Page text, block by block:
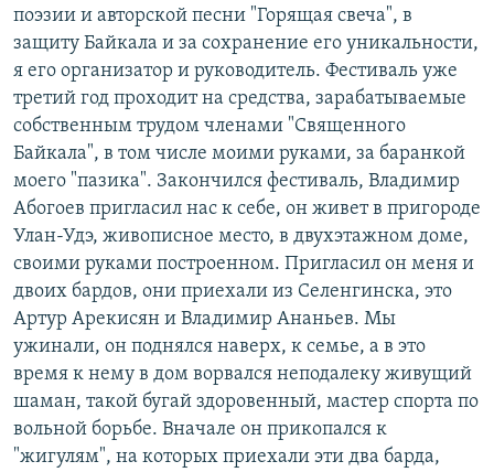
поэзии и авторской песни "Горящая свеча", в
защиту Байкала и за сохранение его уникальности,
я его организатор и руководитель. Фестиваль уже
третий год проходит на средства, зарабатываемые
собственным трудом членами "Священного
Байкала", в том числе моими руками, за баранкой
моего "пазика". Закончился фестиваль, Владимир
Абогоев пригласил нас к себе, он живет в пригороде
Улан-Удэ, живописное место, в двухэтажном доме,
своими руками построенном. Пригласил он меня и
двоих бардов, они приехали из Селенгинска, это
Артур Арекисян и Владимир Ананьев. Мы
ужинали, он поднялся наверх, к семье, а в это
время к нему в дом ворвался неподалеку живущий
шаман, такой бугай здоровенный, мастер спорта по
вольной борьбе. Вначале он прикопался к
"жигулям", на которых приехали эти два барда,